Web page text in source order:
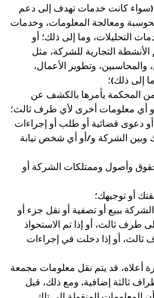
(سواء كانت خدمات تهدف إلى دعم
ومعالجة المعلومات، وخدمات
التحليلات، وما إلى ذلك؛ أو
التجارية للشركة، مثل
والمحاسبين، وتطوير الأعمال،
إلى ذلك)؛
من المحكمة يأمرها بالكشف عن
أي معلومات أخرى لأي طرف ثالث؛
دعوى قضائية أو طلب أو إجراءات
وبين الشركة و/أو أي شخص نيابة
وأصول وممتلكات الشركة أو
أو توجيهك؛
ببيع أو تصفية أو نقل جزء أو
طرف ثالث، أو إذا تم الاستحواذ
ثالث، أو إذا دخلت في إجراءات
أعلاه، قد يتم نقل معلومات مجمعة
ثالثة إضافية. ومع ذلك، قبل